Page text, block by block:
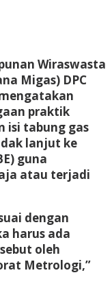
Wiraswasta
Migas) DPC
praktik
isi tabung gas
lanjut ke
guna
atau terjadi
dengan
harus ada
oleh
Metrologi,”